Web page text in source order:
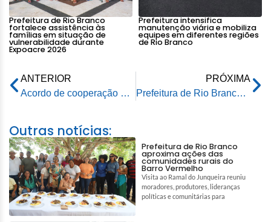
Prefeitura de Rio Branco
fortalece assistência às
famílias em situação de
vulnerabilidade durante
Expoacre 2026
Prefeitura intensifica
manutenção viária e mobiliza
equipes em diferentes regiões
de Rio Branco
ANTERIOR
Acordo de cooperação entre prefeitura e Incra garante mais incentivo ao homem do campo
PRÓXIMA
Prefeitura de Rio Branco realiza serviços de limpeza na rodovia AC-10 que dá acesso ao município de Porto Acre
Outras notícias:
Prefeitura de Rio Branco
aproxima ações das
comunidades rurais do
Barro Vermelho
Visita ao Ramal do Junqueira reuniu
moradores, produtores, lideranças
políticas e comunitárias para